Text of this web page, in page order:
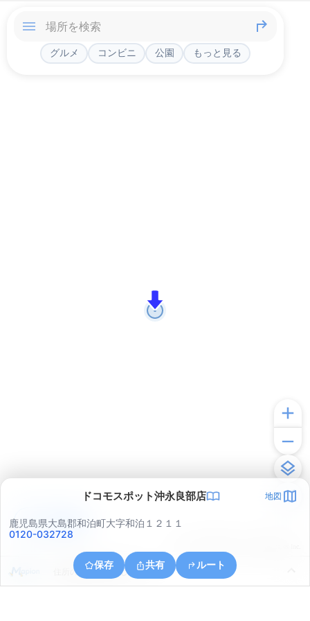
グルメ コンビニ 公園 もっと見る
ドコモスポット沖永良部店 地図
鹿児島県大島郡和泊町大字和泊１２１１
0120-032728
保存 共有 ルート
住所の取得に失敗しました
アプリで見る